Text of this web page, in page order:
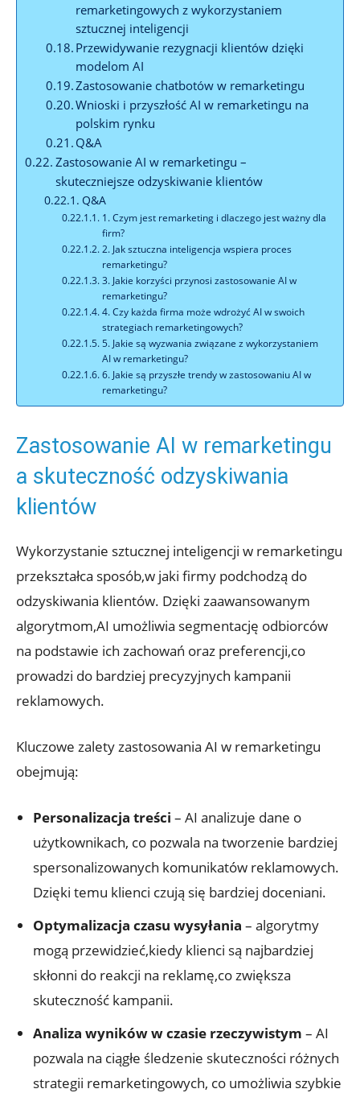
remarketingowych z wykorzystaniem ​
sztucznej inteligencji
Przewidywanie rezygnacji ‍klientów dzięki
modelom AI
Zastosowanie ​chatbotów w remarketingu
Wnioski i‍ przyszłość AI ⁤w remarketingu na
polskim⁣ rynku
Q&A
Zastosowanie AI w remarketingu –
⁣skuteczniejsze odzyskiwanie klientów
Q&A
1. Czym jest remarketing i dlaczego jest ważny dla
⁤firm?
2. Jak sztuczna inteligencja wspiera proces⁢
remarketingu?
3. Jakie​ korzyści⁣ przynosi zastosowanie AI w ​
remarketingu?
4. Czy ⁣każda firma ‍może wdrożyć ‍AI w swoich
strategiach remarketingowych?
5. Jakie są wyzwania ‌związane‌ z wykorzystaniem
AI w remarketingu?
6. Jakie ⁣są przyszłe trendy w zastosowaniu AI w
remarketingu?
Zastosowanie AI ⁤w remarketingu
a skuteczność odzyskiwania
klientów
Wykorzystanie sztucznej inteligencji‌ w remarketingu
przekształca sposób,w jaki firmy⁢ podchodzą⁣ do
odzyskiwania klientów. Dzięki zaawansowanym
⁤algorytmom,AI umożliwia segmentację odbiorców
na podstawie ich zachowań oraz preferencji,co ​
prowadzi do bardziej‌ precyzyjnych kampanii
reklamowych.
Kluczowe zalety zastosowania ⁢AI‌ w remarketingu
obejmują:
Personalizacja treści ‌–⁢ AI analizuje dane​ o
użytkownikach,⁣ co pozwala na tworzenie bardziej⁣
spersonalizowanych komunikatów ⁣reklamowych.
Dzięki temu klienci czują się bardziej doceniani.
Optymalizacja czasu wysyłania ‍–⁣ algorytmy
mogą przewidzieć,kiedy klienci ​są najbardziej
skłonni do reakcji ⁢na reklamę,co zwiększa
skuteczność‌ kampanii.
Analiza ⁤wyników w czasie rzeczywistym – AI
pozwala na ciągłe⁤ śledzenie skuteczności różnych
strategii ⁢remarketingowych,⁤ co⁢ umożliwia szybkie